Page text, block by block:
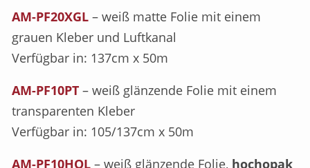
AM-PF20XGL – weiß matte Folie mit einem
grauen Kleber und Luftkanal
Verfügbar in: 137cm x 50m
AM-PF10PT – weiß glänzende Folie mit einem
transparenten Kleber
Verfügbar in: 105/137cm x 50m
AM-PF10HOL – weiß glänzende Folie, hochopak